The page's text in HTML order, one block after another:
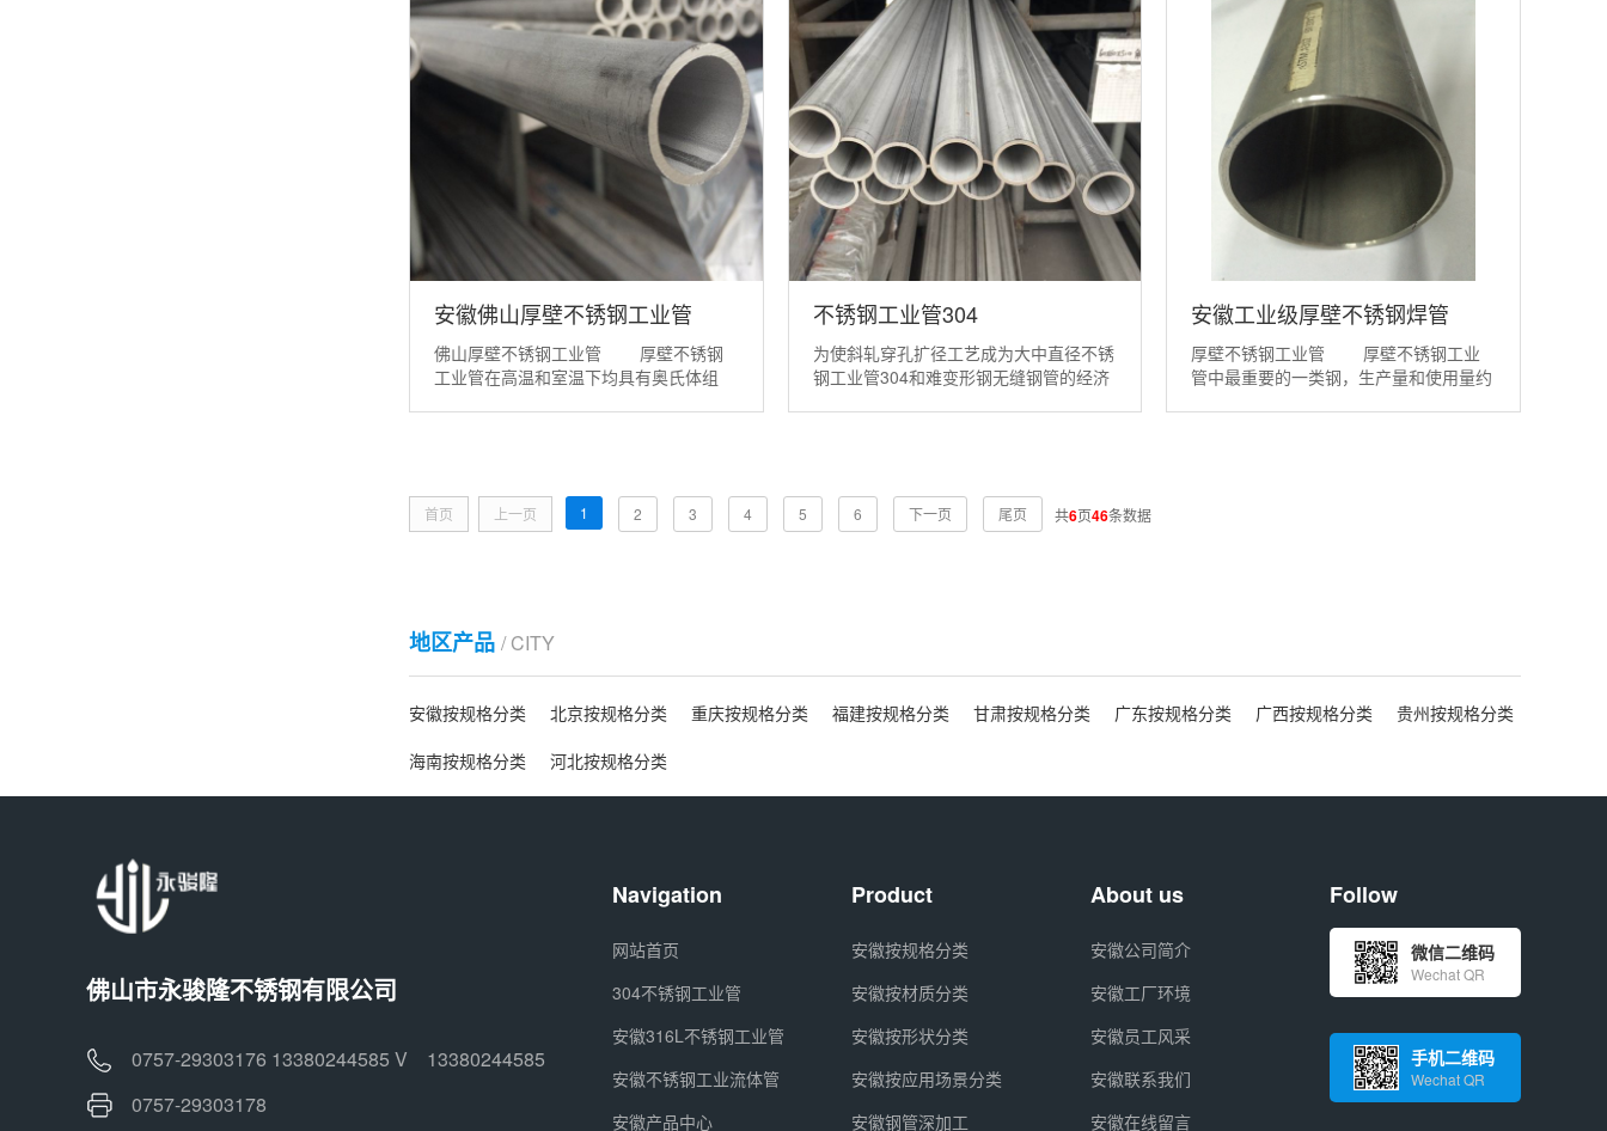
安徽佛山厚壁不锈钢工业管
佛山厚壁不锈钢工业管 厚壁不锈钢
工业管在高温和室温下均具有奥氏体组
不锈钢工业管钢中合金含量高，在热加工
过程中容易产生质量...
不锈钢工业管304
为使斜轧穿孔扩径工艺成为大中直径不锈
钢工业管304和难变形钢无缝钢管的经济
决定性作用。穿孔过程中的...
安徽工业级厚壁不锈钢焊管
厚壁不锈钢工业管 厚壁不锈钢工业
管中最重要的一类钢，生产量和使用量约
首页 上一页 1 2 3 4 5 6 下一页 尾页 共6页46条数据
地区产品 / CITY
安徽按规格分类 北京按规格分类 重庆按规格分类 福建按规格分类 甘肃按规格分类 广东按规格分类 广西按规格分类
贵州按规格分类
海南按规格分类
河北按规格分类
佛山市永骏隆不锈钢有限公司
0757-29303176 13380244585 V 13380244585
0757-29303178
Navigation
网站首页
304不锈钢工业管
安徽316L不锈钢工业管
安徽不锈钢工业流体管
安徽产品中心
Product
安徽按规格分类
安徽按材质分类
安徽按形状分类
安徽按应用场景分类
安徽钢管深加工
About us
安徽公司简介
安徽工厂环境
安徽员工风采
安徽联系我们
安徽在线留言
Follow
微信二维码
Wechat QR
手机二维码
Wechat QR